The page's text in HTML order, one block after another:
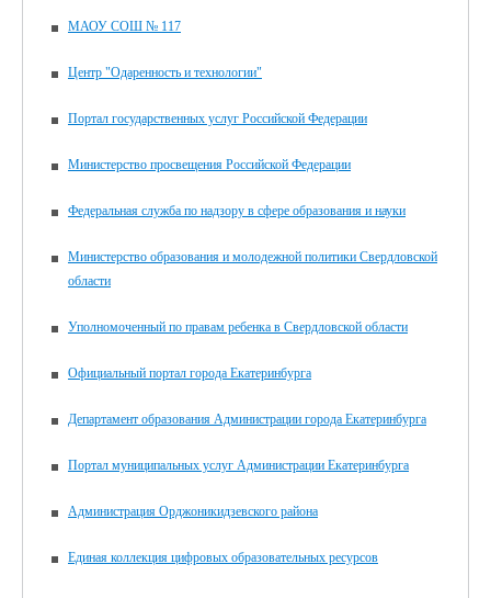
МАОУ СОШ № 117
Центр "Одаренность и технологии"
Портал государственных услуг Российской Федерации
Министерство просвещения Российской Федерации
Федеральная служба по надзору в сфере образования и науки
Министерство образования и молодежной политики Свердловской
области
Уполномоченный по правам ребенка в Свердловской области
Официальный портал города Екатеринбурга
Департамент образования Администрации города Екатеринбурга
Портал муниципальных услуг Администрации Екатеринбурга
Администрация Орджоникидзевского района
Единая коллекция цифровых образовательных ресурсов